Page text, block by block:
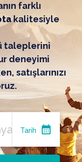
farklı
kalitesiyle
taleplerini
deneyimi
satışlarınızı
Tarih calendar_month